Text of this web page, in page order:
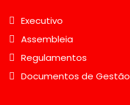
Executivo
Assembleia
Regulamentos
Documentos de Gestão